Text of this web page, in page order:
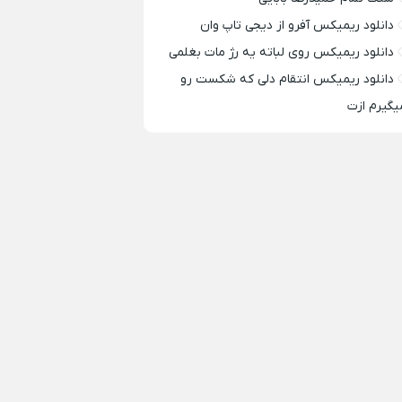
دانلود ریمیکس آفرو از ديجی تاپ وان
دانلود ریمیکس روی لباته یه رژ مات بغلمی
دانلود ریمیکس انتقام دلی که شکست رو
ازت